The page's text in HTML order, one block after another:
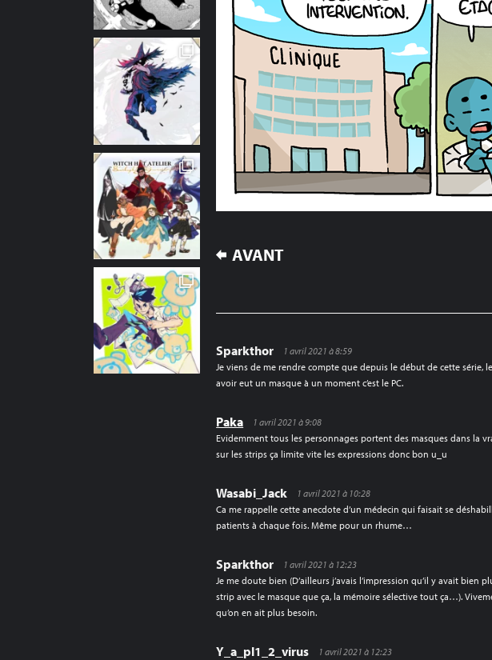
NAVIGATION
AVANT
Sparkthor
1 avril 2021 à 8:59
Je viens de me rendre compte que depuis le début de cette série,
avoir eut un masque à un moment c’est le PC.
Paka
1 avril 2021 à 9:08
Evidemment tous les personnages portent des masques dans la
sur les strips ça limite vite les expressions donc bon u_u
Wasabi_Jack
1 avril 2021 à 10:28
Ca me rappelle cette anecdote d’un médecin qui faisait se
patients à chaque fois. Même pour un rhume…
Sparkthor
1 avril 2021 à 12:23
Je me doute bien (D’ailleurs j’avais l’impression qu’il y avait bien
strip avec le masque que ça, la mémoire sélective tout ça…).
qu’on en ait plus besoin.
Y_a_pl1_2_virus 1 avril 2021 à 12:23